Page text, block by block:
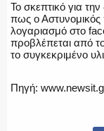
ΠΥΡΟΣΒΕΣΤΙΚΗ
ΛΙΜΕΝΙΚΟ
Το σκεπτικό για την
πως ο
λογαριασμό στο
προβλέπεται από
το συγκεκριμένο
Πηγή: